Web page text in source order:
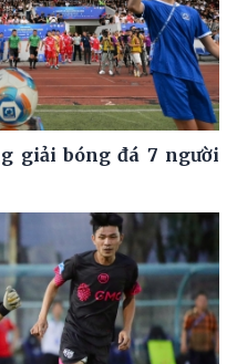
giải bóng đá 7 người